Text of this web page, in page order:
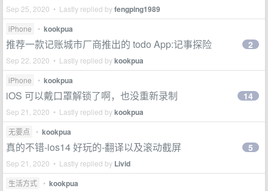
Sep 25, 2020 • Lastly replied byfengping1989
iPhone • kookpua
推荐一款记账城市厂商推出的 todo App:记事探险
Sep 22, 2020 • Lastly replied bykookpua
2
iPhone • kookpua
iOS 可以戴口罩解锁了啊，也没重新录制
Sep 21, 2020 • Lastly replied bykookpua
14
无要点 • kookpua
真的不错-ios14 好玩的-翻译以及滚动截屏
Sep 21, 2020 • Lastly replied by Livid
5
生活方式 • kookpua